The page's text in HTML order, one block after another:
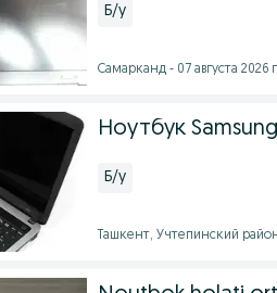
Б/у
Самарканд - 07 августа 2026
Ноутбук
Б/у
Ташкент, Учтепинский район